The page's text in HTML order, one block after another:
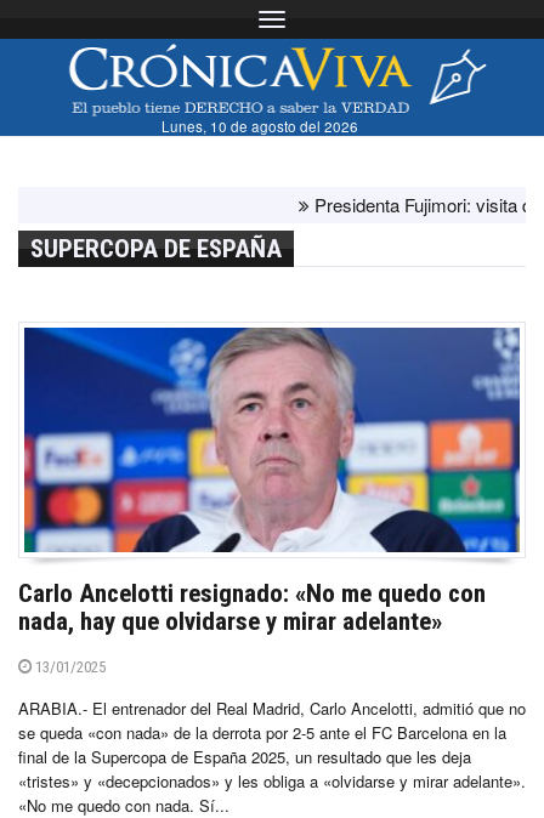
Toggle navigation
Lunes, 10 de agosto del 2026
Presidenta Fujimori: visita del
SUPERCOPA DE ESPAÑA
Carlo Ancelotti resignado: «No me quedo con
nada, hay que olvidarse y mirar adelante»
13/01/2025
ARABIA.- El entrenador del Real Madrid, Carlo Ancelotti, admitió que no
se queda «con nada» de la derrota por 2-5 ante el FC Barcelona en la
final de la Supercopa de España 2025, un resultado que les deja
«tristes» y «decepcionados» y les obliga a «olvidarse y mirar adelante».
«No me quedo con nada. Sí...